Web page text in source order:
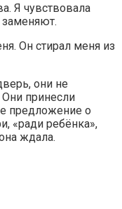
Я чувствовала
заменяют.
Он стирал меня из
они не
принесли
предложение о
«ради ребёнка»,
ждала.